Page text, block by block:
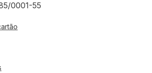
0001-55